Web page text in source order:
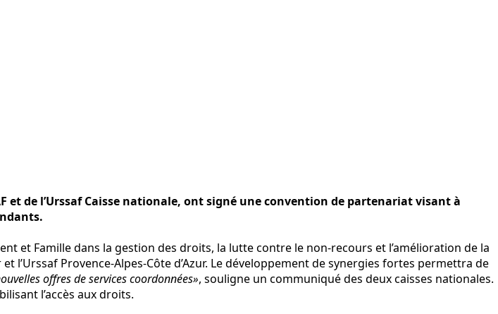
et de l’Urssaf Caisse nationale, ont signé une convention de partenariat visant à
et Famille dans la gestion des droits, la lutte contre le non-recours et l’amélioration de la
Provence-Alpes-Côte d’Azur. Le développement de synergies fortes permettra de
offres de services coordonnées», souligne un communiqué des deux caisses nationales.
l’accès aux droits.